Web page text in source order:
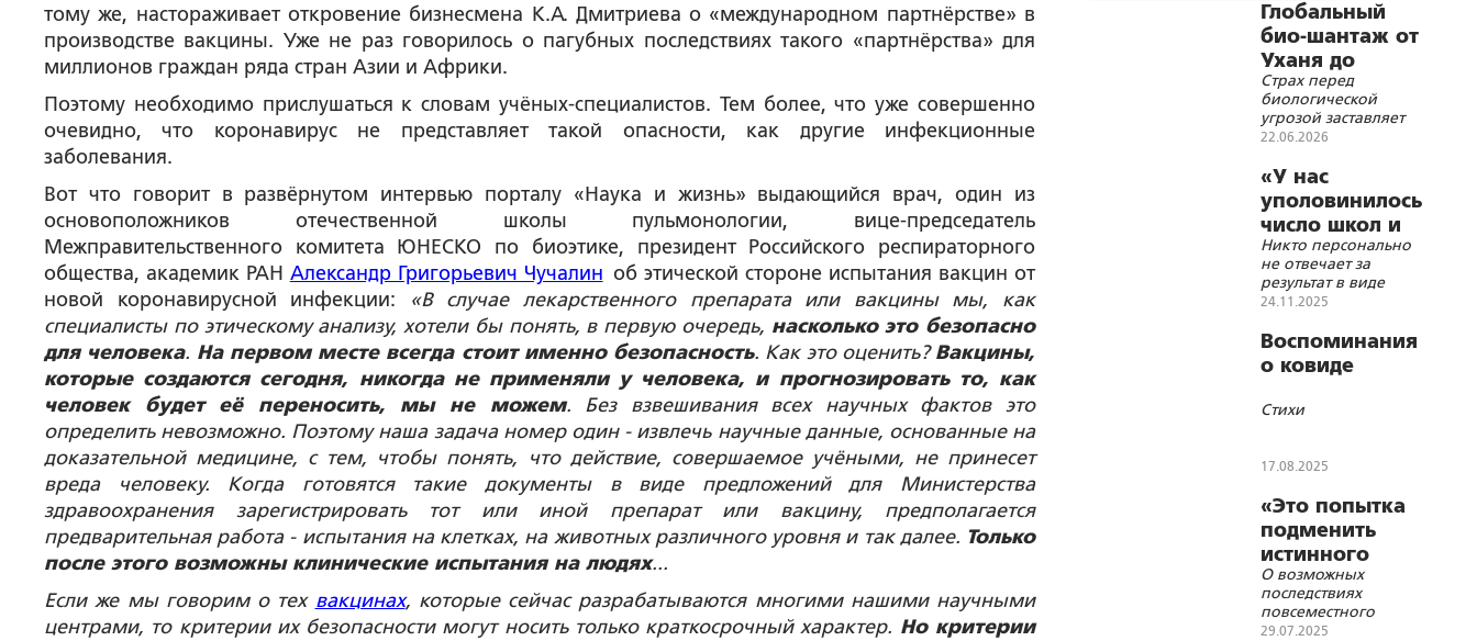
тому же, настораживает откровение бизнесмена К.А. Дмитриева о «международном партнёрстве» в
производстве вакцины. Уже не раз говорилось о пагубных последствиях такого «партнёрства» для
миллионов граждан ряда стран Азии и Африки.
Поэтому необходимо прислушаться к словам учёных-специалистов. Тем более, что уже совершенно
очевидно, что коронавирус не представляет такой опасности, как другие инфекционные
заболевания.
Вот что говорит в развёрнутом интервью порталу «Наука и жизнь» выдающийся врач, один из
основоположников отечественной школы пульмонологии, вице-председатель
Межправительственного комитета ЮНЕСКО по биоэтике, президент Российского респираторного
общества, академик РАН Александр Григорьевич Чучалин об этической стороне испытания вакцин от
новой коронавирусной инфекции:
«В случае лекарственного препарата или вакцины мы, как
специалисты по этическому анализу, хотели бы понять, в первую очередь, насколько это безопасно
для человека. На первом месте всегда стоит именно безопасность. Как это оценить? Вакцины,
которые создаются сегодня, никогда не применяли у человека, и прогнозировать то, как
человек будет её переносить, мы не можем. Без взвешивания всех научных фактов это
определить невозможно. Поэтому наша задача номер один - извлечь научные данные, основанные на
доказательной медицине, с тем, чтобы понять, что действие, совершаемое учёными, не принесет
вреда человеку. Когда готовятся такие документы в виде предложений для Министерства
здравоохранения зарегистрировать тот или иной препарат или вакцину, предполагается
предварительная работа - испытания на клетках, на животных различного уровня и так далее. Только
после этого возможны клинические испытания на людях...
Если же мы говорим о тех вакцинах, которые сейчас разрабатываются многими нашими научными
центрами, то критерии их безопасности могут носить только краткосрочный характер. Но критерии
Глобальный
био-шантаж от
Уханя до
Украины
Страх перед
биологической
угрозой заставляет
людей добровольно
«электронного
22.06.2026
«У нас
уполовинилось
число школ и
больниц»
Никто персонально
не отвечает за
результат в виде
качества, уровня
жизни и
24.11.2025
Воспоминания
о ковиде
Стихи
17.08.2025
«Это попытка
подменить
истинного
Бога идолом в
новом
обличии»
О возможных
последствиях
повсеместного
внедрения в жизнь
29.07.2025